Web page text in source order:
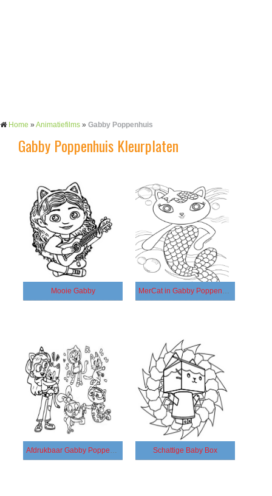
Home »Animatiefilms » Gabby Poppenhuis
Gabby Poppenhuis Kleurplaten
Mooie Gabby MerCat in Gabby Poppenhuis
Afdrukbaar Gabby Poppenhuis Schattige Baby Box